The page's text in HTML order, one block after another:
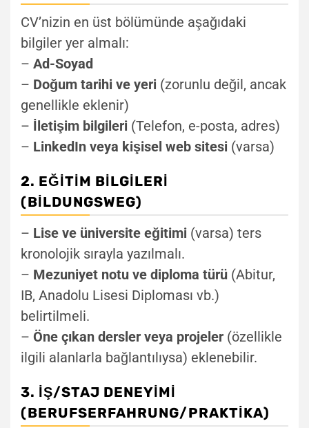
CV’nizin en üst bölümünde aşağıdaki
bilgiler yer almalı:
– Ad-Soyad
– Doğum tarihi ve yeri (zorunlu değil, ancak
genellikle eklenir)
– İletişim bilgileri (Telefon, e-posta, adres)
– LinkedIn veya kişisel web sitesi (varsa)
2. EĞITIM BILGILERI
(BILDUNGSWEG)
– Lise ve üniversite eğitimi (varsa) ters
kronolojik sırayla yazılmalı.
– Mezuniyet notu ve diploma türü (Abitur,
IB, Anadolu Lisesi Diploması vb.)
belirtilmeli.
– Öne çıkan dersler veya projeler (özellikle
ilgili alanlarla bağlantılıysa) eklenebilir.
3. İŞ/STAJ DENEYIMI
(BERUFSERFAHRUNG/PRAKTIKA)